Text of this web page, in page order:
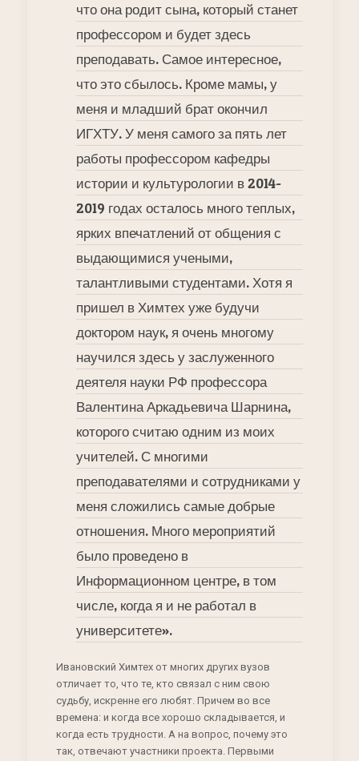
что она родит сына, который станет
профессором и будет здесь
преподавать. Самое интересное,
что это сбылось. Кроме мамы, у
меня и младший брат окончил
ИГХТУ. У меня самого за пять лет
работы профессором кафедры
истории и культурологии в 2014-
2019 годах осталось много теплых,
ярких впечатлений от общения с
выдающимися учеными,
талантливыми студентами. Хотя я
пришел в Химтех уже будучи
доктором наук, я очень многому
научился здесь у заслуженного
деятеля науки РФ профессора
Валентина Аркадьевича Шарнина,
которого считаю одним из моих
учителей. С многими
преподавателями и сотрудниками у
меня сложились самые добрые
отношения. Много мероприятий
было проведено в
Информационном центре, в том
числе, когда я и не работал в
университете».
Ивановский Химтех от многих других вузов
отличает то, что те, кто связал с ним свою
судьбу, искренне его любят. Причем во все
времена: и когда все хорошо складывается, и
когда есть трудности. А на вопрос, почему это
так, отвечают участники проекта. Первыми